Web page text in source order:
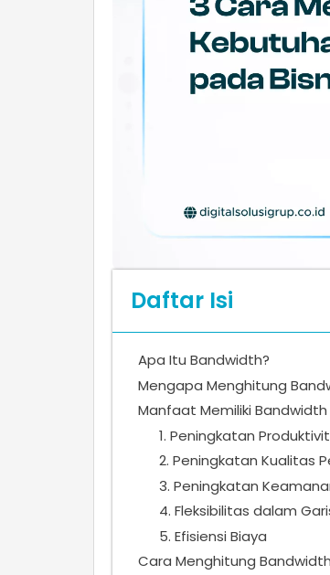
Daftar Isi
Apa Itu Bandwidth?
Mengapa Menghitung
Manfaat Memiliki
1. Peningkatan
2. Peningkatan Kualitas
3. Peningkatan
4. Fleksibilitas dalam
5. Efisiensi Biaya
Cara Menghitung Bandwidth